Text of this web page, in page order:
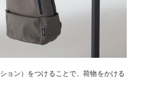
ョン）をつけることで、荷物をかける